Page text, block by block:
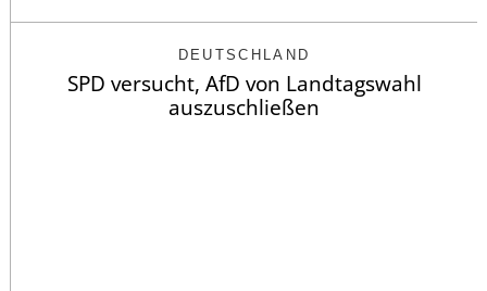
DEUTSCHLAND
SPD versucht, AfD von Landtagswahl
auszuschließen